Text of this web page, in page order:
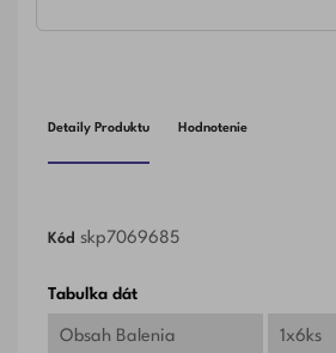
Detaily Produktu Hodnotenie
Kód skp7069685
Tabuľka dát
Obsah Balenia 1x6ks